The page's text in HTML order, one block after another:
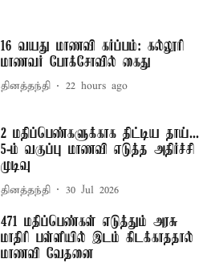
16 வயது மாணவி கர்ப்பம்: கல்லூரி
மாணவர் போக்சோவில் கைது
தினத்தந்தி 22 hours ago
2 மதிப்பெண்களுக்காக திட்டிய தாய்...
5-ம் வகுப்பு மாணவி எடுத்த அதிர்ச்சி
முடிவு
தினத்தந்தி 30 Jul 2026
471 மதிப்பெண்கள் எடுத்தும் அரசு
மாதிரி பள்ளியில் இடம் கிடக்காததால்
மாணவி வேதனை